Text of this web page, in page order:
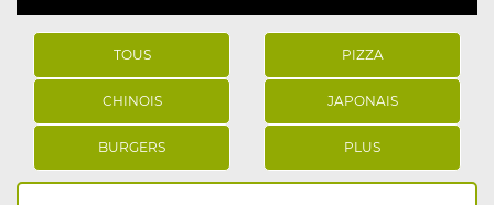
TOUS PIZZA
CHINOIS JAPONAIS
BURGERS PLUS